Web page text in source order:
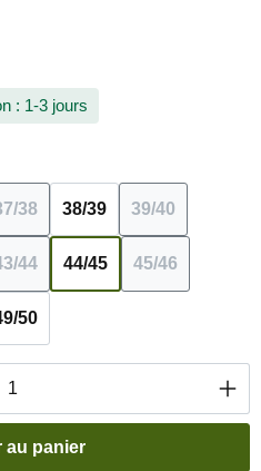
: 1-3 jours
38 38/39 39/40
44 44/45 45/46
50
la quantité
au panier